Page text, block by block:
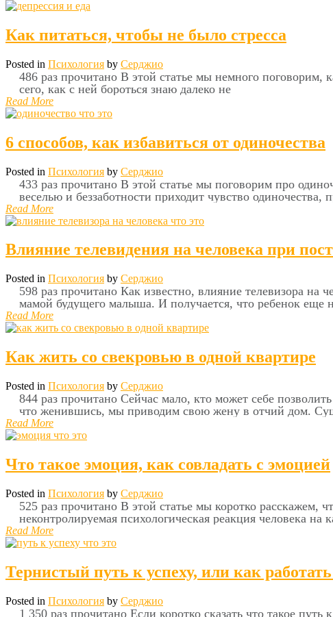
Как питаться, чтобы не было стресса
Posted in Психология by Серджио
486 раз прочитано В этой статье мы немного поговорим,
сего, как с ней бороться знаю далеко не
Read More
6 способов, как избавиться от одиночества
Posted in Психология by Серджио
433 раз прочитано В этой статье мы поговорим про
веселью и беззаботности приходит чувство одиночества,
Read More
Влияние телевидения на человека при
Posted in Психология by Серджио
598 раз прочитано Как известно, влияние телевизора на
мамой будущего малыша. И получается, что ребенок еще
Read More
Как жить со свекровью в одной квартире
Posted in Психология by Серджио
844 раз прочитано Сейчас мало, кто может себе
что женившись, мы приводим свою жену в отчий дом.
Read More
Что такое эмоция, как совладать с эмоцией
Posted in Психология by Серджио
525 раз прочитано В этой статье мы коротко расскажем,
неконтролируемая психологическая реакция человека
Read More
Тернистый путь к успеху, или как
Posted in Психология by Серджио
1 350 раз прочитано Если коротко сказать что такое